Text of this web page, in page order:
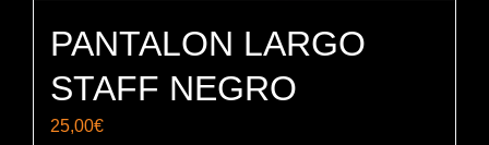
PANTALON LARGO
STAFF NEGRO
25,00€